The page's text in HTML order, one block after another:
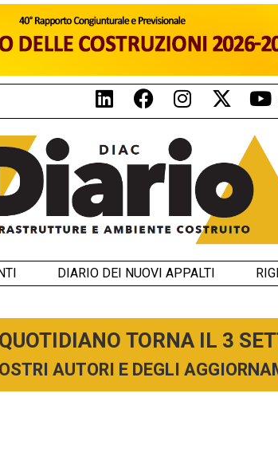
DIARIO DEI NUOVI APPALTI
TORNA IL 3
AUTORI E DEGLI